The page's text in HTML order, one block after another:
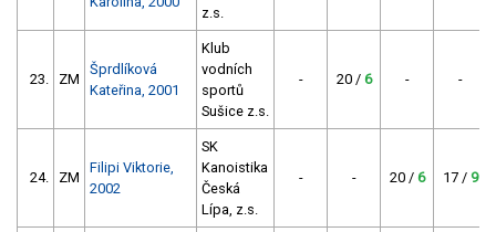
z.s.
23. ZM
Šprdlíková
Kateřina, 2001
Klub
vodních
sportů
Sušice z.s.
- 20 / 6 - -
24. ZM
Filipi Viktorie,
2002
SK
Kanoistika
Česká
Lípa, z.s.
- - 20 / 6 17 / 9